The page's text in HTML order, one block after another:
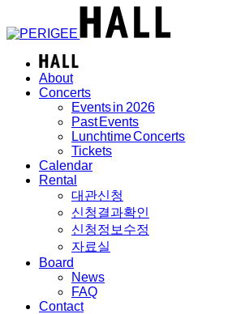
About
Concerts
Events in 2026
Past Events
Lunchtime Concerts
Tickets
Calendar
Rental
대관신청
신청결과확인
신청정보수정
자료실
Board
News
FAQ
Contact